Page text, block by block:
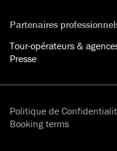
Partenaires
Tour-opérateurs &
Presse
Politique de
Booking terms